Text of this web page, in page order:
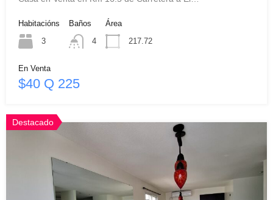
Habitacións
3
Baños
4
Área
217.72
En Venta
$40 Q 225
Destacado